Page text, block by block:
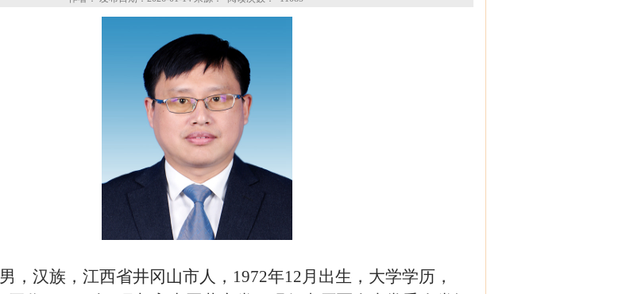
男，汉族，江西省井冈山市人， 1972年12月 出生 ， 大学学历 ，